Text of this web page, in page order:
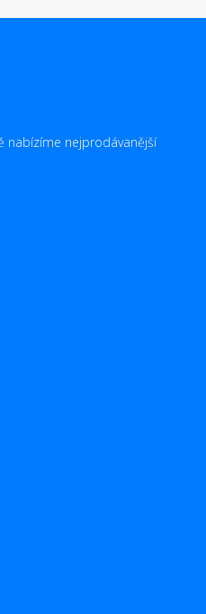
nabízíme nejprodávanější